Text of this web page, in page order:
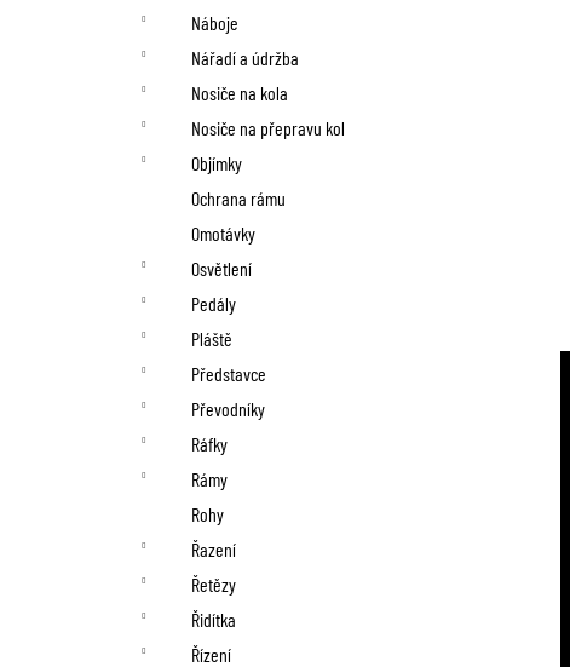
Náboje
Nářadí a údržba
Nosiče na kola
Nosiče na přepravu kol
Objímky
Ochrana rámu
Omotávky
Osvětlení
Pedály
Pláště
Představce
Převodníky
Ráfky
Rámy
Rohy
Řazení
Řetězy
Řidítka
Řízení